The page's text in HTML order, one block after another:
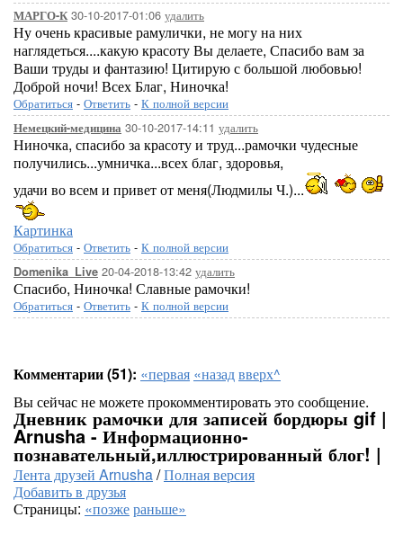
МАРГО-К30-10-2017-01:06 удалить
Ну очень красивые рамулички, не могу на них
наглядеться....какую красоту Вы делаете, Спасибо вам за
Ваши труды и фантазию! Цитирую с большой любовью!
Доброй ночи! Всех Благ, Ниночка!
Обратиться - Ответить - К полной версии
Немецкий-медицина 30-10-2017-14:11 удалить
Ниночка, спасибо за красоту и труд...рамочки чудесные
получились...умничка...всех благ, здоровья,
удачи во всем и привет от меня(Людмилы Ч.)...
Картинка
Обратиться - Ответить - К полной версии
Domenika_Live 20-04-2018-13:42 удалить
Спасибо, Ниночка! Славные рамочки!
Обратиться - Ответить - К полной версии
Комментарии (51): «первая «назадвверх^
Вы сейчас не можете прокомментировать это сообщение.
Дневник рамочки для записей бордюры gif |
Arnusha - Информационно-
познавательный,иллюстрированный блог! |
Лента друзей Arnusha/Полная версия
Добавить в друзья
Страницы: «позжераньше»